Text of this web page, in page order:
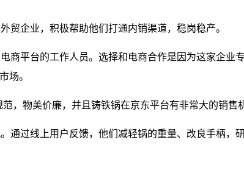
贸企业，积极帮助他们打通内销渠道，稳岗稳产。
平台的工作人员。选择和电商合作是因为这家企业
场。
物美价廉，并且铸铁锅在京东平台有非常大的销售
过线上用户反馈，他们减轻锅的重量、改良手柄，